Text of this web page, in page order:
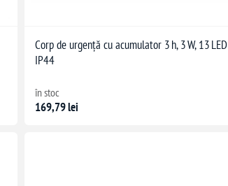
Corp de urgență cu acumulator 3 h, 3 W, 13 LED
IP44
în stoc
169,79 lei